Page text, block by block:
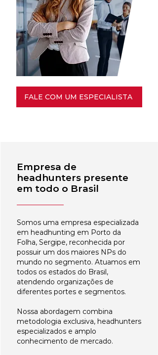
FALE COM UM ESPECIALISTA
Empresa de
headhunters presente
em todo o Brasil
Somos uma empresa especializada
em headhunting em Porto da
Folha, Sergipe, reconhecida por
possuir um dos maiores NPs do
mundo no segmento. Atuamos em
todos os estados do Brasil,
atendendo organizações de
diferentes portes e segmentos.
Nossa abordagem combina
metodologia exclusiva, headhunters
especializados e amplo
conhecimento de mercado.